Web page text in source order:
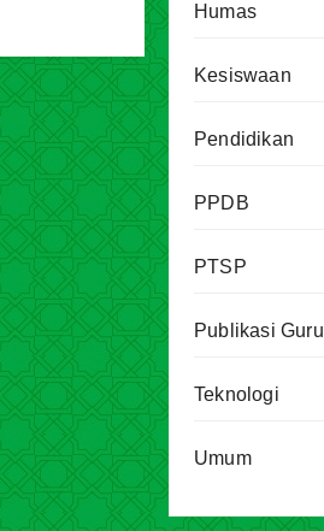
Humas
Kesiswaan
Pendidikan
PPDB
PTSP
Publikasi Guru
Teknologi
Umum